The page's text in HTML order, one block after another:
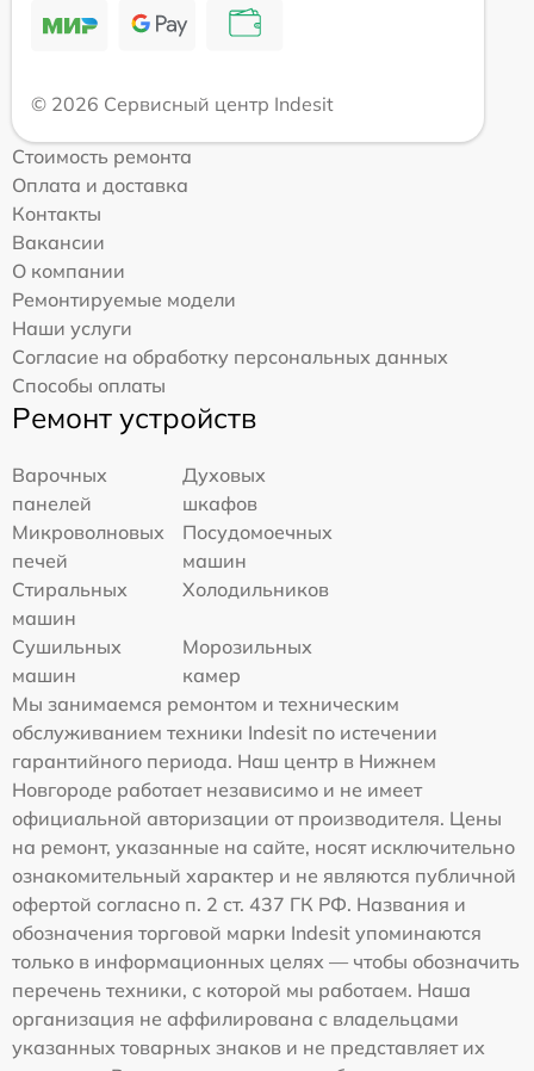
© 2026 Сервисный центр Indesit
Стоимость ремонта
Оплата и доставка
Контакты
Вакансии
О компании
Ремонтируемые модели
Наши услуги
Согласие на обработку персональных данных
Способы оплаты
Ремонт устройств
Варочных
панелей
Духовых
шкафов
Микроволновых
печей
Посудомоечных
машин
Стиральных
машин
Холодильников
Сушильных
машин
Морозильных
камер
Мы занимаемся ремонтом и техническим
обслуживанием техники Indesit по истечении
гарантийного периода. Наш центр в Нижнем
Новгороде работает независимо и не имеет
официальной авторизации от производителя. Цены
на ремонт, указанные на сайте, носят исключительно
ознакомительный характер и не являются публичной
офертой согласно п. 2 ст. 437 ГК РФ. Названия и
обозначения торговой марки Indesit упоминаются
только в информационных целях — чтобы обозначить
перечень техники, с которой мы работаем. Наша
организация не аффилирована с владельцами
указанных товарных знаков и не представляет их